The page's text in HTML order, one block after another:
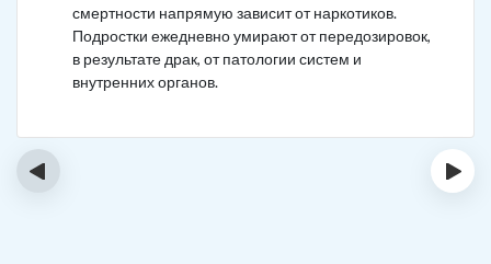
смертности напрямую зависит от наркотиков.
Подростки ежедневно умирают от передозировок,
в результате драк, от патологии систем и
внутренних органов.
‹ ›